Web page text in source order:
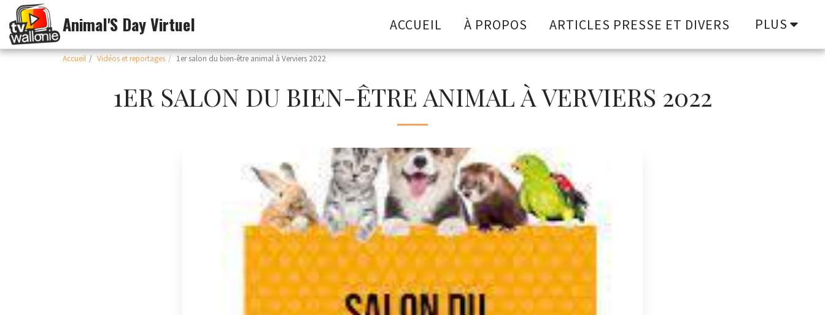
Animal'S Day Virtuel ACCUEIL À PROPOS ARTICLES PRESSE ET DIVERS PLUS
Accueil Vidéos et reportages 1er salon du bien-être animal à Verviers 2022
1ER SALON DU BIEN-ÊTRE ANIMAL À VERVIERS 2022